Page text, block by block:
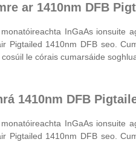
ar 1410nm DFB
InGaAs ionsuite
Pigtailed 1410nm DFB seo.
le córais cumarsáide
1410nm DFB
InGaAs ionsuite
Pigtailed 1410nm DFB seo.